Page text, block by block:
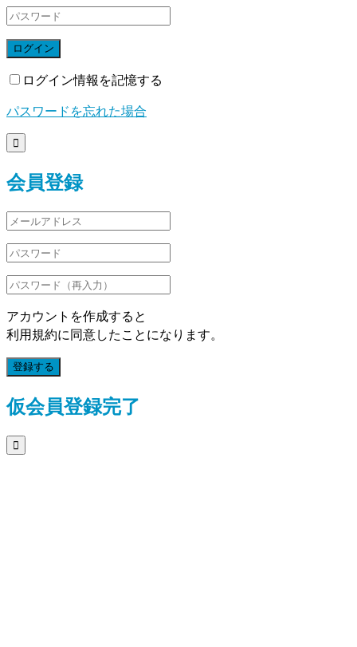
ログイン
ログイン情報を記憶する
パスワードを忘れた場合

会員登録
アカウントを作成すると
利用規約に同意したことになります。
登録する
仮会員登録完了
